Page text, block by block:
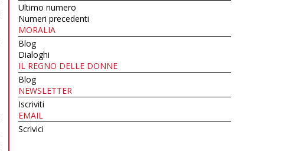
Ultimo numero
Numeri precedenti
MORALIA
Blog
Dialoghi
IL REGNO DELLE DONNE
Blog
NEWSLETTER
Iscriviti
EMAIL
Scrivici